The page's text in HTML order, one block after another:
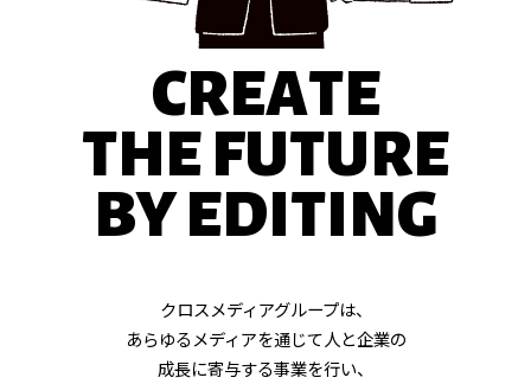
・
・経理・総務 人事
MANAGEMENT
クロスメディアグループは、
あらゆるメディアを通じて人と企業の
成長に寄与する事業を行い、